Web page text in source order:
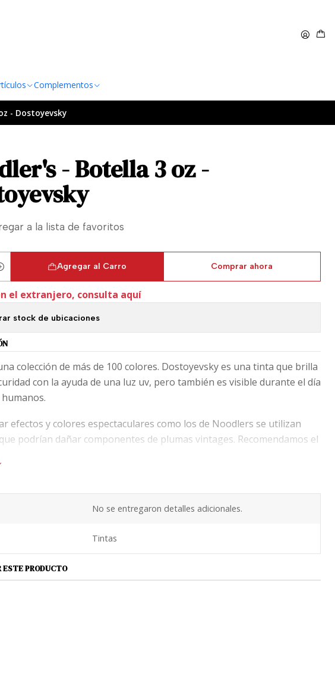
Complementos
- Dostoyevsky
- Botella 3 oz -
a la lista de favoritos
Agregar al Carro Comprar ahora
el extranjero, consulta aquí
stock de ubicaciones
colección de más de 100 colores. Dostoyevsky es una tinta que brilla
con la ayuda de una luz uv, pero también es visible durante el día
efectos y colores espectaculares como los de Noodlers se utilizan
podrían dañar componentes de plumas vintages. Recomendamos el
evitar que se seque en los delicados mecanismos internos.
No se entregaron detalles adicionales.
Tintas
ESTE PRODUCTO